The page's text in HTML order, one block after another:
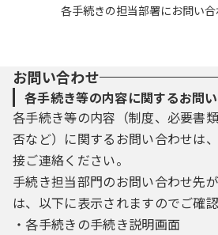
各手続きの担当部署にお問い合
お問い合わせ
各手続き等の内容に関するお問
各手続き等の内容（制度、必要書
否など）に関するお問い合わせは
接ご連絡ください。
手続き担当部門のお問い合わせ先
は、以下に表示されますのでご確認
・各手続きの手続き説明画面